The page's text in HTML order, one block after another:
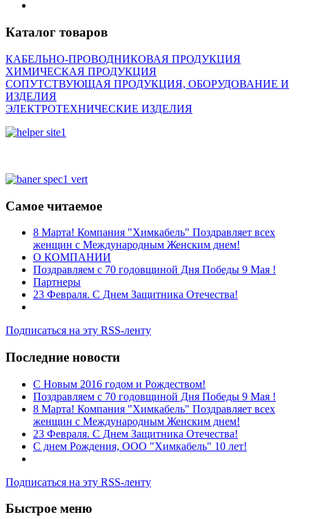
Каталог товаров
КАБЕЛЬНО-ПРОВОДНИКОВАЯ ПРОДУКЦИЯ
ХИМИЧЕСКАЯ ПРОДУКЦИЯ
СОПУТСТВУЮЩАЯ ПРОДУКЦИЯ, ОБОРУДОВАНИЕ И
ИЗДЕЛИЯ
ЭЛЕКТРОТЕХНИЧЕСКИЕ ИЗДЕЛИЯ
Самое читаемое
8 Марта! Компания "Химкабель" Поздравляет всех
женщин с Международным Женским днем!
О КОМПАНИИ
Поздравляем с 70 годовщиной Дня Победы 9 Мая !
Партнеры
23 Февраля. С Днем Защитника Отечества!
Подписаться на эту RSS-ленту
Последние новости
C Новым 2016 годом и Рождеством!
Поздравляем с 70 годовщиной Дня Победы 9 Мая !
8 Марта! Компания "Химкабель" Поздравляет всех
женщин с Международным Женским днем!
23 Февраля. С Днем Защитника Отечества!
С днем Рождения, ООО "Химкабель" 10 лет!
Подписаться на эту RSS-ленту
Быстрое меню